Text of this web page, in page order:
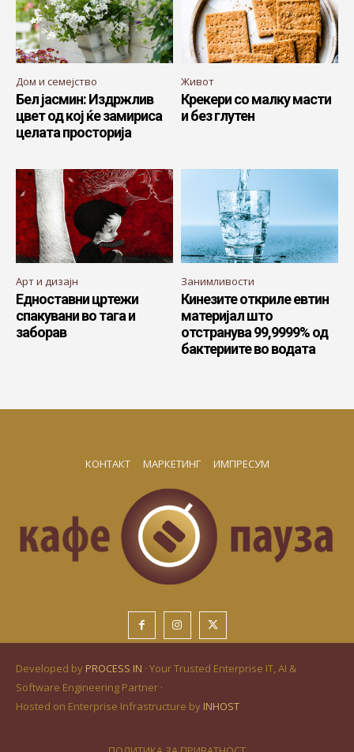
Дом и семејство
Бел јасмин: Издржлив
цвет од кој ќе замириса
целата просторија
Живот
Крекери со малку масти
и без глутен
Арт и дизајн
Едноставни цртежи
спакувани во тага и
заборав
Занимливости
Кинезите откриле евтин
материјал што
отстранува 99,9999% од
бактериите во водата
КОНТАКТ МАРКЕТИНГ ИМПРЕСУМ
Developed by PROCESS IN · Your Trusted Enterprise IT, AI &
Software Engineering Partner ·
Hosted on Enterprise Infrastructure by INHOST